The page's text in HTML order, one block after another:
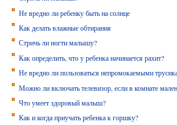
Не вредно ли ребенку быть на солнце
Как делать влажные обтирания
Стричь ли ногти малышу?
Как определить, что у ребенка начинается рахит?
Не вредно ли пользоваться непромокаемыми
Можно ли включать телевизор, если в комнате
Что умеет здоровый малыш?
Как и когда приучать ребенка к горшку?